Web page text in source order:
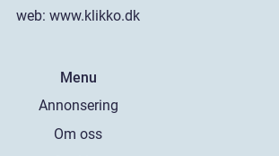
web: www.klikko.dk
Menu
Annonsering
Om oss